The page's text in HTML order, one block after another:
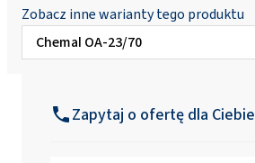
Zobacz inne warianty tego produktu
Chemal OA-23/70
Zapytaj o ofertę dla Ciebie